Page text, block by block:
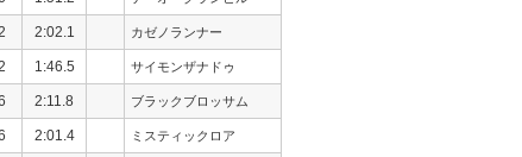
2:02.1 カゼノランナー
1:46.5 サイモンザナドゥ
2:11.8 ブラックブロッサム
2:01.4 ミスティックロア